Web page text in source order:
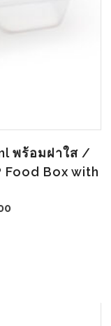
พร้อมฝาใส /
Food Box with
Price